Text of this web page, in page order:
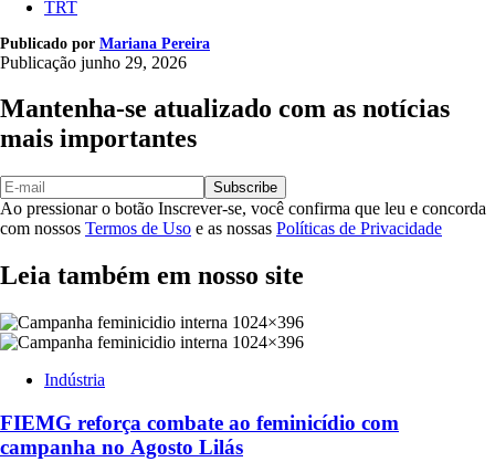
TRT
Publicado por Mariana Pereira
Publicação junho 29, 2026
Mantenha-se atualizado com as notícias
mais importantes
Subscribe
Ao pressionar o botão Inscrever-se, você confirma que leu e concorda
com nossos Termos de Uso e as nossas Políticas de Privacidade
Leia também em nosso site
Indústria
FIEMG reforça combate ao feminicídio com
campanha no Agosto Lilás